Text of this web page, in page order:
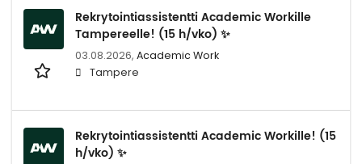
Rekrytointiassistentti Academic Workille
Tampereelle! (15 h/vko) ✨
03.08.2026, Academic Work
Tampere
Rekrytointiassistentti Academic Workille! (15
h/vko) ✨